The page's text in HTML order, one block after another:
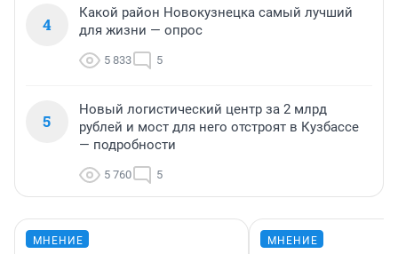
4
Какой район Новокузнецка самый лучший
для жизни — опрос
5 833 5
5
Новый логистический центр за 2 млрд
рублей и мост для него отстроят в Кузбассе
— подробности
5 760 5
МНЕНИЕ МНЕНИЕ